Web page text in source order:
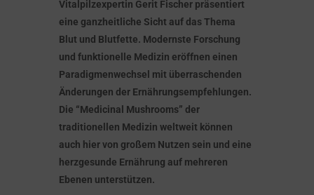
Vitalpilzexpertin Gerit Fischer präsentiert
eine ganzheitliche Sicht auf das Thema
Blut und Blutfette. Modernste Forschung
und funktionelle Medizin eröffnen einen
Paradigmenwechsel mit überraschenden
Änderungen der Ernährungsempfehlungen.
Die “Medicinal Mushrooms” der
traditionellen Medizin weltweit können
auch hier von großem Nutzen sein und eine
herzgesunde Ernährung auf mehreren
Ebenen unterstützen.